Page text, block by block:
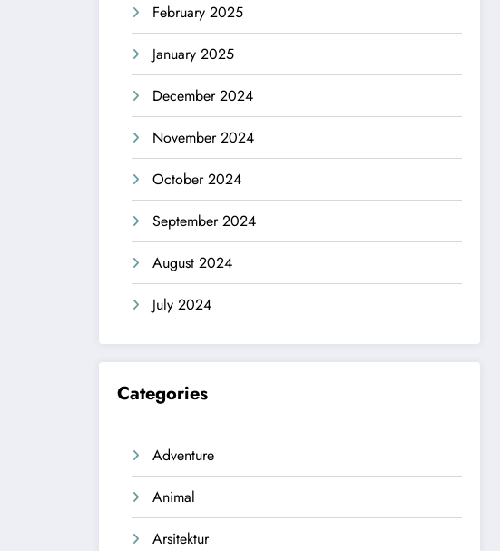
February 2025
January 2025
December 2024
November 2024
October 2024
September 2024
August 2024
July 2024
Categories
Adventure
Animal
Arsitektur